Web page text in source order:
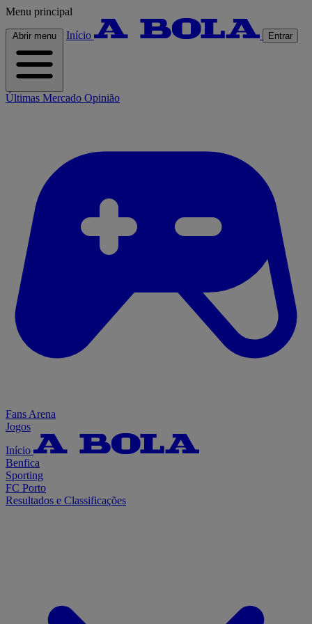
Menu principal
Abrir menu Início Entrar
Últimas Mercado Opinião
Fans Arena
Jogos
Início
Benfica
Sporting
FC Porto
Resultados e Classificações